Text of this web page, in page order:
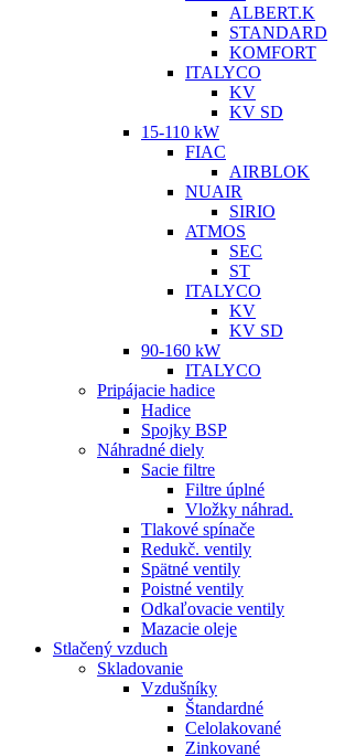
ALBERT.K
STANDARD
KOMFORT
ITALYCO
KV
KV SD
15-110 kW
FIAC
AIRBLOK
NUAIR
SIRIO
ATMOS
SEC
ST
ITALYCO
KV
KV SD
90-160 kW
ITALYCO
Pripájacie hadice
Hadice
Spojky BSP
Náhradné diely
Sacie filtre
Filtre úplné
Vložky náhrad.
Tlakové spínače
Redukč. ventily
Spätné ventily
Poistné ventily
Odkaľovacie ventily
Mazacie oleje
Stlačený vzduch
Skladovanie
Vzdušníky
Štandardné
Celolakované
Zinkované